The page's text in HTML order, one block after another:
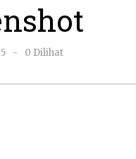
oleh
-
0 Dilihat